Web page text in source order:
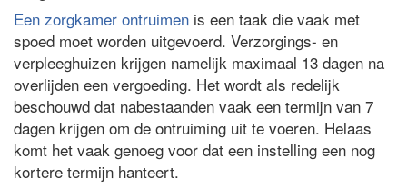
Een zorgkamer ontruimen is een taak die vaak met
spoed moet worden uitgevoerd. Verzorgings- en
verpleeghuizen krijgen namelijk maximaal 13 dagen na
overlijden een vergoeding. Het wordt als redelijk
beschouwd dat nabestaanden vaak een termijn van 7
dagen krijgen om de ontruiming uit te voeren. Helaas
komt het vaak genoeg voor dat een instelling een nog
kortere termijn hanteert.